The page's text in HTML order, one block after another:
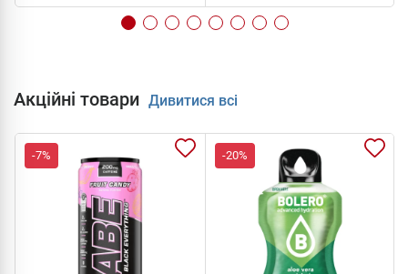
Акційні товари Дивитися всі
-7% -20%